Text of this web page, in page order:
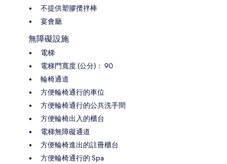
不提供塑膠攪拌棒
宴會廳
無障礙設施
電梯
電梯門寬度 (公分)： 90
輪椅通道
方便輪椅通行的車位
方便輪椅通行的公共洗手間
方便輪椅出入的櫃台
電梯無障礙通道
方便輪椅進出的註冊櫃台
方便輪椅通行的 Spa